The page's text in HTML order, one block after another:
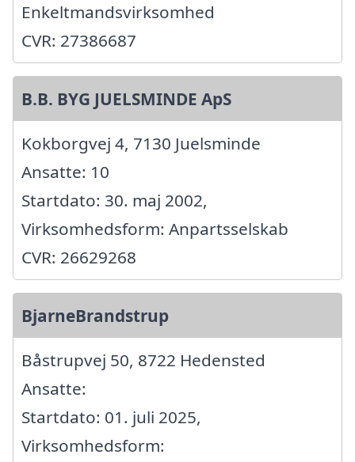
Enkeltmandsvirksomhed
CVR: 27386687
B.B. BYG JUELSMINDE ApS
Kokborgvej 4, 7130 Juelsminde
Ansatte: 10
Startdato: 30. maj 2002,
Virksomhedsform: Anpartsselskab
CVR: 26629268
BjarneBrandstrup
Båstrupvej 50, 8722 Hedensted
Ansatte:
Startdato: 01. juli 2025,
Virksomhedsform: